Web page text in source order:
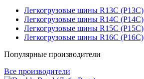
Легкогрузовые шины R13C (Р13С)
Легкогрузовые шины R14C (Р14С)
Легкогрузовые шины R15C (Р15С)
Легкогрузовые шины R16C (Р16С)
Популярные производители
Все производители